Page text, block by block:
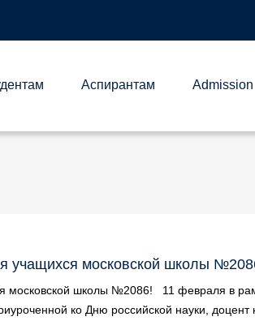
Аспирантам Admission
учащихся московской школы
московской школы №2086! ️ 11 февраля в
ко Дню российской науки,